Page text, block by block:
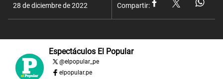
28 de diciembre de 2022 Compartir:
Espectáculos El Popular
@elpopular_pe
elpopular.pe